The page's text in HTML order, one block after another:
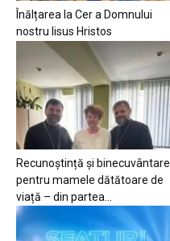
Înălțarea la Cer a Domnului
nostru Iisus Hristos
Recunoștință și binecuvântare
pentru mamele dătătoare de
viață – din partea...